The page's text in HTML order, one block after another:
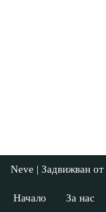
Neve | Задвижван от
Начало За нас